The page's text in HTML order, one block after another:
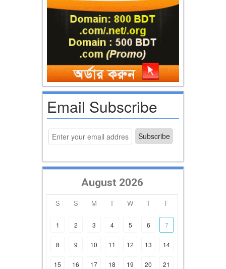
Email Subscribe
August 2026
S S M T W T F
1 2 3 4 5 6 7
8 9 10 11 12 13 14
15 16 17 18 19 20 21